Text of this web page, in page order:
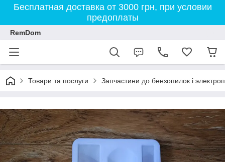
Бесплатная доставка от 3000 грн, при условии
предоплаты
RemDom
Товари та послуги Запчастини до бензопилок і